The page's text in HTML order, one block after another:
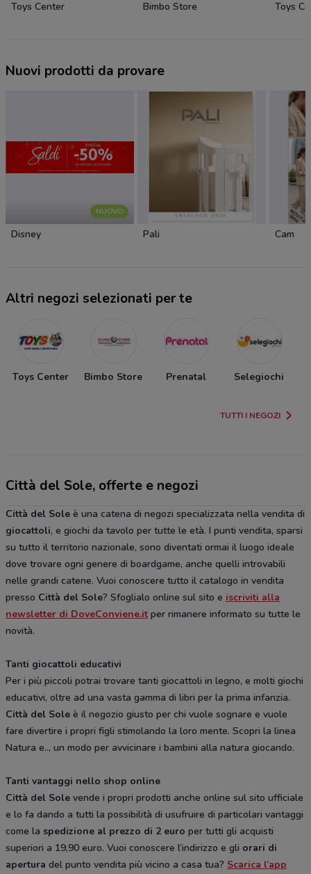
Toys Center Bimbo Store Toys
Nuovi prodotti da provare
NUOVO
Disney Pali Cam
Altri negozi selezionati per te
Toys Center Bimbo Store Prenatal Selegiochi
TUTTI I NEGOZI
Città del Sole, offerte e negozi
Città del Sole è una catena di negozi specializzata nella vendita di
giocattoli, e giochi da tavolo per tutte le età. I punti vendita, sparsi
su tutto il territorio nazionale, sono diventati ormai il luogo ideale
dove trovare ogni genere di boardgame, anche quelli introvabili
nelle grandi catene. Vuoi conoscere tutto il catalogo in vendita
presso Città del Sole? Sfoglialo online sul sito e iscriviti alla
newsletter di DoveConviene.it per rimanere informato su tutte le
novità.
Tanti giocattoli educativi
Per i più piccoli potrai trovare tanti giocattoli in legno, e molti giochi
educativi, oltre ad una vasta gamma di libri per la prima infanzia.
Città del Sole è il negozio giusto per chi vuole sognare e vuole
fare divertire i propri figli stimolando la loro mente. Scopri la linea
Natura e.., un modo per avvicinare i bambini alla natura giocando.
Tanti vantaggi nello shop online
Città del Sole vende i propri prodotti anche online sul sito ufficiale
e lo fa dando a tutti la possibilità di usufruire di particolari vantaggi
come la spedizione al prezzo di 2 euro per tutti gli acquisti
superiori a 19,90 euro. Vuoi conoscere l’indirizzo e gli orari di
apertura del punto vendita più vicino a casa tua? Scarica l’app